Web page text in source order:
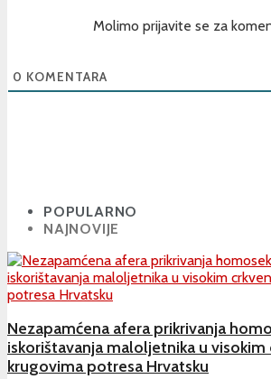
Molimo prijavite se za
0 KOMENTARA
POPULARNO
NAJNOVIJE
Nezapamćena afera prikrivanja
iskorištavanja maloljetnika u visokim
krugovima potresa Hrvatsku